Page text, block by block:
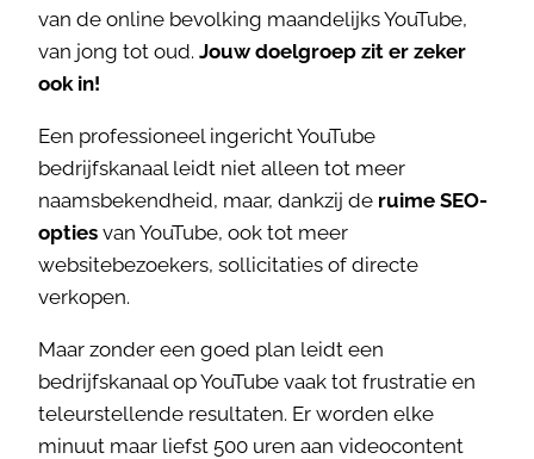
van de online bevolking maandelijks YouTube,
van jong tot oud. Jouw doelgroep zit er zeker
ook in!
Een professioneel ingericht YouTube
bedrijfskanaal leidt niet alleen tot meer
naamsbekendheid, maar, dankzij de ruime SEO-
opties van YouTube, ook tot meer
websitebezoekers, sollicitaties of directe
verkopen.
Maar zonder een goed plan leidt een
bedrijfskanaal op YouTube vaak tot frustratie en
teleurstellende resultaten. Er worden elke
minuut maar liefst 500 uren aan videocontent